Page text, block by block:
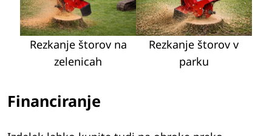
Rezkanje štorov na
zelenicah
Rezkanje štorov v
parku
Financiranje